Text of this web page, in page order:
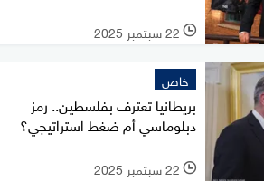
l 22 سبتمبر 2025
خاص
بريطانيا تعترف بفلسطين.. رمز
دبلوماسي أم ضغط استراتيجي؟
l 22 سبتمبر 2025